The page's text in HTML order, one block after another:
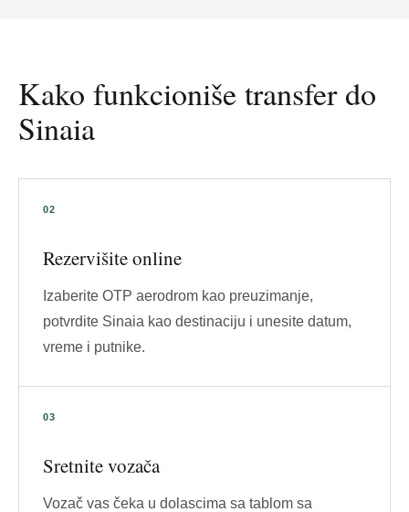
Kako funkcioniše transfer do
Sinaia
Rezervišite online
Izaberite OTP aerodrom kao preuzimanje,
potvrdite Sinaia kao destinaciju i unesite datum,
vreme i putnike.
Sretnite vozača
Vozač vas čeka u dolascima sa tablom sa